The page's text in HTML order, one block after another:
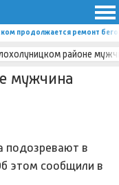
продолжается ремонт
районе
мужчина
подозревают в
этом сообщили в